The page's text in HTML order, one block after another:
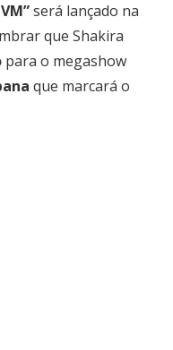
será lançado na
que Shakira
para o megashow
que marcará o